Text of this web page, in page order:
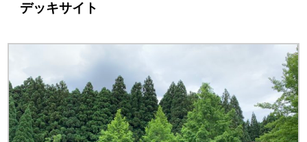
デッキサイト